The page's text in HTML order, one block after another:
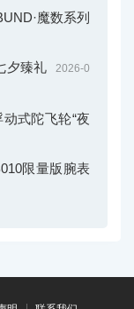
魔数系列
夕臻礼 2026-0
式陀飞轮“夜
限量版腕表